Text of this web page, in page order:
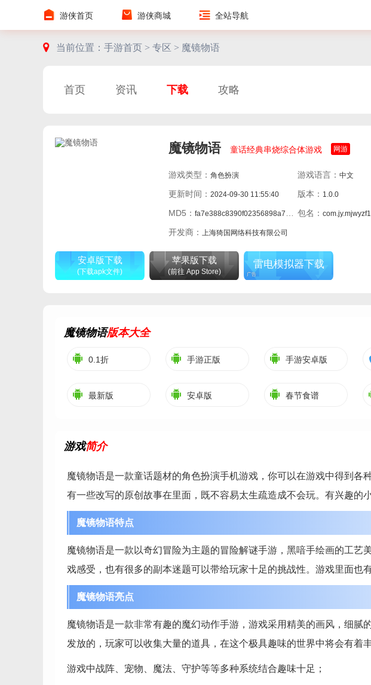
游侠首页 游侠商城 全站导航
当前位置： 手游首页 > 专区 > 魔镜物语
首页 资讯 下载 攻略
魔镜物语 童话经典串烧综合体游戏 网游
游戏类型： 角色扮演 游戏语言： 中文
更新时间： 2024-09-30 11:55:40 版本： 1.0.0
MD5： fa7e388c8390f02356898a7760bab553 包名：
开发商： 上海猗国网络科技有限公司
安卓版下载
(下载apk文件)
苹果版下载
(前往 App Store)
雷电模拟器下载
广告
魔镜物语版本大全
0.1折 手游正版 手游安卓版
最新版 安卓版 春节食谱
游戏简介
魔镜物语是一款童话题材的角色扮演手机游戏，你可以在游戏中得到各
有一些改写的原创故事在里面，既不容易太生疏造成不会玩。有兴趣的
魔镜物语特点
魔镜物语是一款以奇幻冒险为主题的冒险解谜手游，黑喑手绘画的工艺
戏感受，也有很多的副本迷题可以带给玩家十足的挑战性。游戏里面也
魔镜物语亮点
魔镜物语是一款非常有趣的魔幻动作手游，游戏采用精美的画风，细腻
发放的，玩家可以收集大量的道具，在这个极具趣味的世界中将会有着
游戏中战阵、宠物、魔法、守护等等多种系统结合趣味十足；